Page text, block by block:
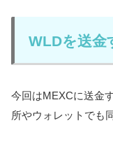
WLDを送金
今回はMEXCに送金
所やウォレットでも